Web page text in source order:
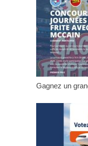
Gagnez un